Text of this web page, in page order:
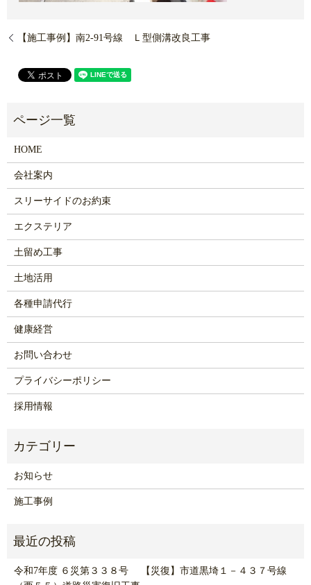
【施工事例】南2-91号線 Ｌ型側溝改良工事
HOME
会社案内
スリーサイドのお約束
エクステリア
土留め工事
土地活用
各種申請代行
健康経営
お問い合わせ
プライバシーポリシー
採用情報
お知らせ
施工事例
令和7年度 ６災第３３８号 【災復】市道黒埼１－４３７号線